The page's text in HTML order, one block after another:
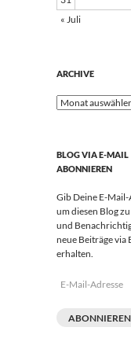
« Juli
ARCHIVE
Archive
BLOG VIA E-MAIL
ABONNIEREN
Gib Deine E-Mail-
um diesen Blog
und
neue Beiträge via
erhalten.
E-
ABONNIEREN